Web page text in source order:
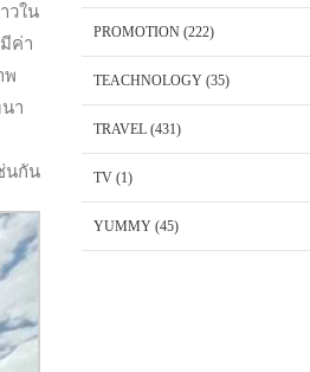
วใน
ค่า
พ
า
นกัน
PROMOTION(222)
TEACHNOLOGY(35)
TRAVEL(431)
TV(1)
YUMMY(45)